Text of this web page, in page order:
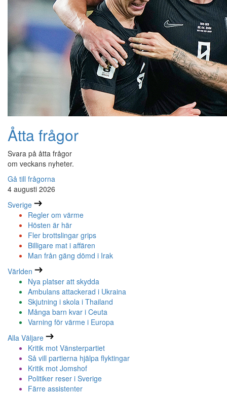
Åtta frågor
Svara på åtta frågor
om veckans nyheter.
Gå till frågorna
4 augusti 2026
Sverige
Regler om värme
Hösten är här
Fler brottslingar grips
Billigare mat i affären
Man från gäng dömd i Irak
Världen
Nya platser att skydda
Ambulans attackerad i Ukraina
Skjutning i skola i Thailand
Många barn kvar i Ceuta
Varning för värme i Europa
Alla Väljare
Kritik mot Vänsterpartiet
Så vill partierna hjälpa flyktingar
Kritik mot Jomshof
Politiker reser i Sverige
Färre assistenter